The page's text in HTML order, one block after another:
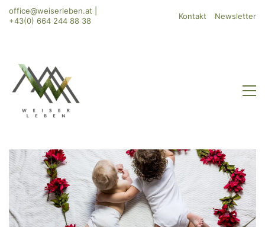
office@weiserleben.at
+43(0) 664 244 88 38
Kontakt Newsletter